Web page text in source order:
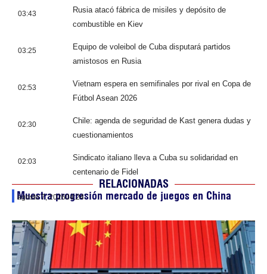
03:43
Rusia atacó fábrica de misiles y depósito de
combustible en Kiev
03:25
Equipo de voleibol de Cuba disputará partidos
amistosos en Rusia
02:53
Vietnam espera en semifinales por rival en Copa de
Fútbol Asean 2026
02:30
Chile: agenda de seguridad de Kast genera dudas y
cuestionamientos
02:03
Sindicato italiano lleva a Cuba su solidaridad en
centenario de Fidel
RELACIONADAS
Muestra progresión mercado de juegos en China
agosto 7, 202604:24